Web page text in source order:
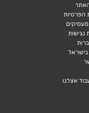
הפרטיות
נגישות
בישראל
אצלנו